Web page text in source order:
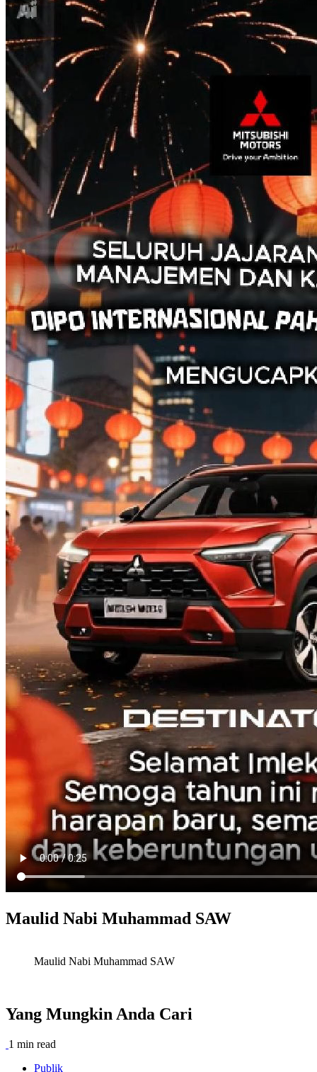
Maulid Nabi Muhammad SAW
Maulid Nabi Muhammad SAW
Yang Mungkin Anda Cari
1 min read
Publik